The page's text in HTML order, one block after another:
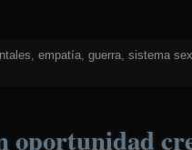
, empatía, guerra, sistema
oportunidad